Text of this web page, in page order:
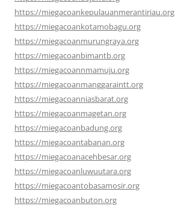
https://miegacoankepulauanmerantiriau.org
https://miegacoankotamobagu.org
https://miegacoanmurungraya.org
https://miegacoanbimantb.org
https://miegacoannmamuju.org
https://miegacoanmanggaraintt.org
https://miegacoanniasbarat.org
https://miegacoanmagetan.org
https://miegacoanbadung.org
https://miegacoantabanan.org
https://miegacoanacehbesar.org
https://miegacoanluwuutara.org
https://miegacoantobasamosir.org
https://miegacoanbuton.org